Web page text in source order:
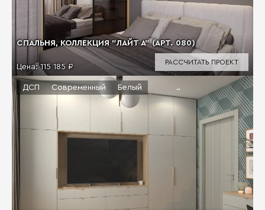
СПАЛЬНЯ, КОЛЛЕКЦИЯ "ЛАЙТ А" (АРТ. 080)
Цена:115 185 ₽
РАССЧИТАТЬ ПРОЕКТ
ДСП Современный Белый